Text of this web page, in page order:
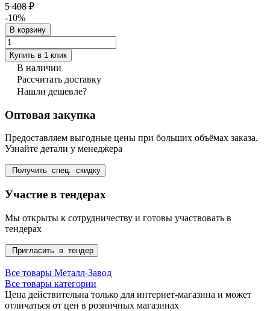
5 408 ₽
-10%
В корзину
Купить в 1 клик
В наличии
Рассчитать доставку
Нашли дешевле?
Оптовая закупка
Предоставляем выгодные цены при больших объёмах заказа.
Узнайте детали у менеджера
Получить спец. скидку
Участие в тендерах
Мы открыты к сотрудничеству и готовы участвовать в
тендерах
Пригласить в тендер
Все товары Металл-Завод
Все товары категории
Цена действительна только для интернет-магазина и может
отличаться от цен в розничных магазинах